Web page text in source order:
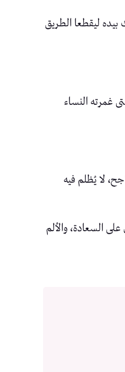
بيده ليقطعا الطريق
غمرته النساء
لا يُظلم فيه
السعادة، والألم